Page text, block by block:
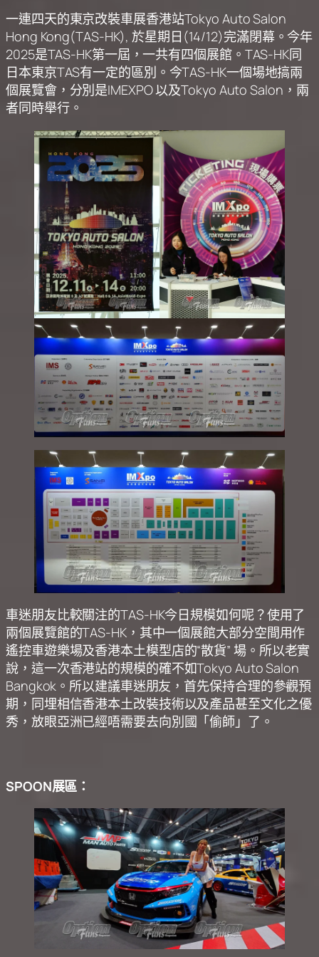
一連四天的東京改裝車展香港站Tokyo Auto Salon
Hong Kong(TAS-HK), 於星期日(14/12)完滿閉幕。今年
2025是TAS-HK第一屆，一共有四個展館。TAS-HK同
日本東京TAS有一定的區別。今TAS-HK一個場地搞兩
個展覽會，分別是IMEXPO 以及Tokyo Auto Salon，兩
者同時舉行。
車迷朋友比較關注的TAS-HK今日規模如何呢？使用了
兩個展覽館的TAS-HK，其中一個展館大部分空間用作
遙控車遊樂場及香港本土模型店的“散貨” 場。所以老實
說，這一次香港站的規模的確不如Tokyo Auto Salon
Bangkok。所以建議車迷朋友，首先保持合理的參觀預
期，同埋相信香港本土改裝技術以及產品甚至文化之優
秀，放眼亞洲已經唔需要去向別國「偷師」了。
SPOON展區：